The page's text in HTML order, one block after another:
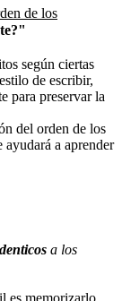
de los
según ciertas
de escribir,
para preservar la
del orden de los
a aprender
a los